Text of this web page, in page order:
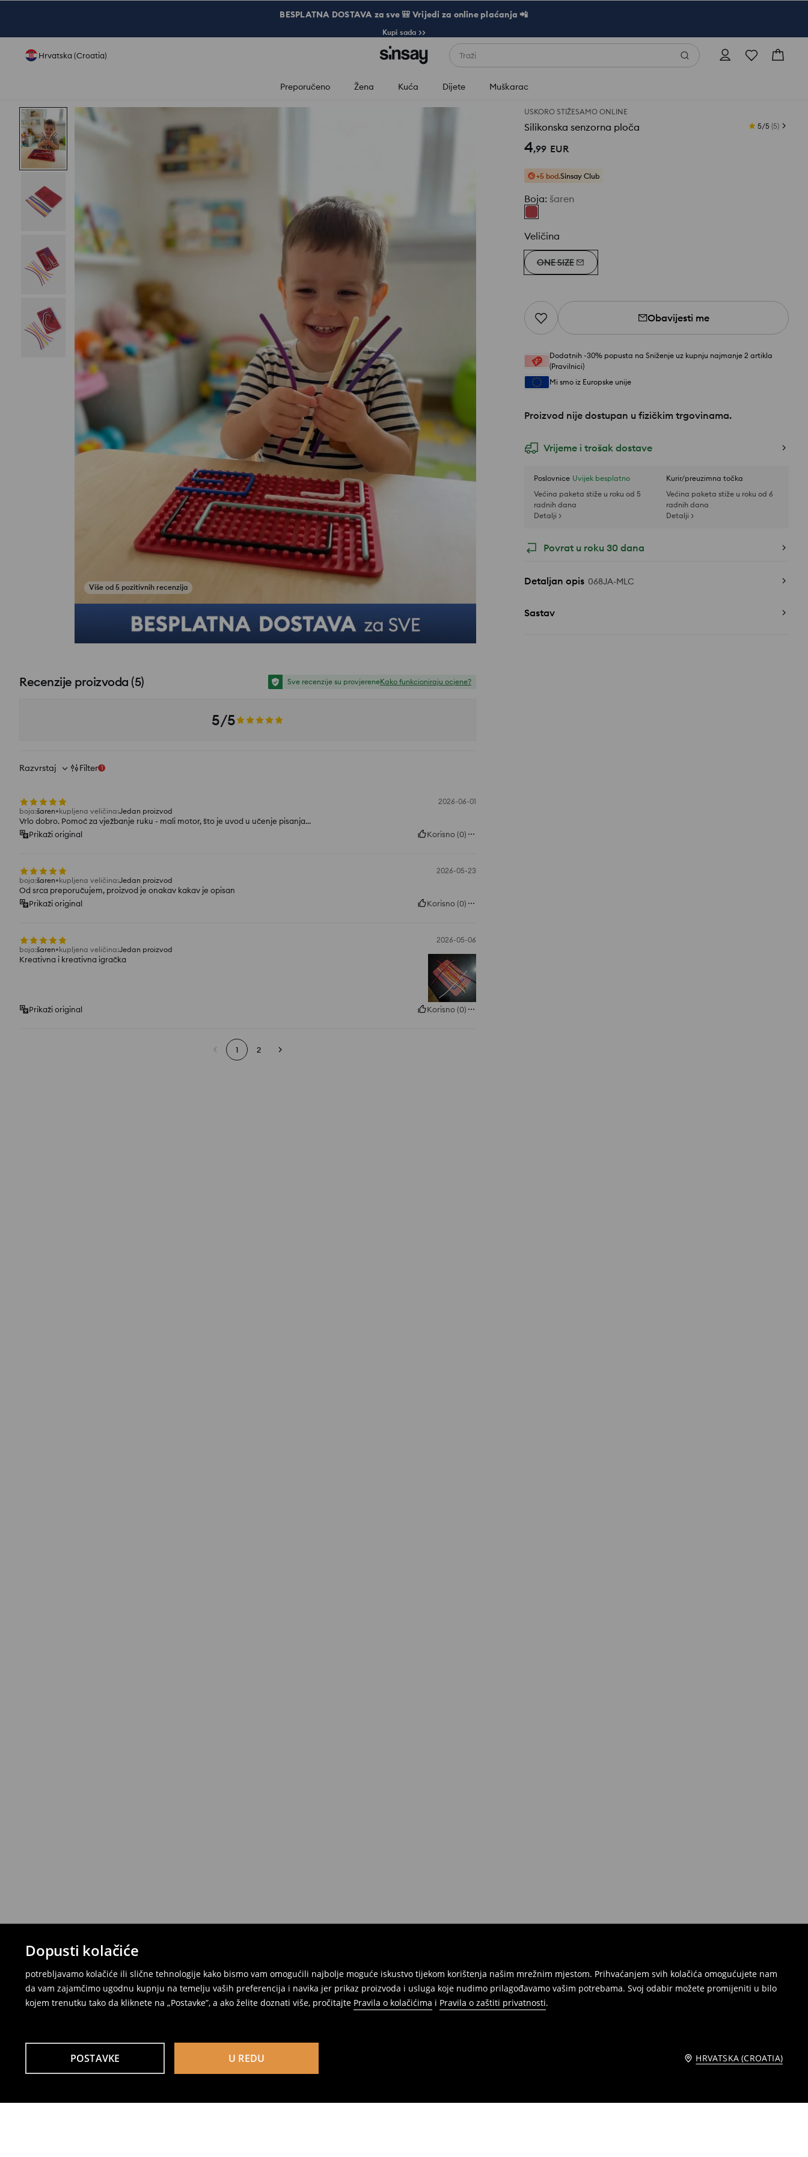
Dopusti kolačiće
potrebljavamo kolačiće ili slične tehnologije kako bismo vam omogućili najbolje moguće iskustvo tijekom korištenja našim mrežnim mjestom. Prihvaćanjem svih kolačića omogućujete nam
da vam zajamčimo ugodnu kupnju na temelju vaših preferencija i navika jer prikaz proizvoda i usluga koje nudimo prilagođavamo vašim potrebama. Svoj odabir možete promijeniti u bilo
kojem trenutku tako da kliknete na „Postavke”, a ako želite doznati više, pročitajte Pravila o kolačićima i Pravila o zaštiti privatnosti.
POSTAVKE U REDU HRVATSKA (CROATIA)
BESPLATNA DOSTAVA za sve 🎒 Vrijedi za online plaćanja 📲
Kupi sada >>
Hrvatska (Croatia) Traži
Preporučeno Žena Kuća Dijete Muškarac
USKORO STIŽESAMO ONLINE
Silikonska senzorna ploča 5/5 (5)
4,99 EUR
+5 bod.Sinsay Club
Boja: šaren
Veličina
ONE SIZE
Obavijesti me
Dodatnih -30% popusta na Sniženje uz kupnju najmanje 2 artikla
(Pravilnici)
Mi smo iz Europske unije
Proizvod nije dostupan u fizičkim trgovinama.
Vrijeme i trošak dostave
Poslovnice Uvijek besplatno
Većina paketa stiže u roku od 5
radnih dana
Detalji >
Kurir/preuzimna točka
Većina paketa stiže u roku od 6
radnih dana
Detalji >
Povrat u roku 30 dana
Detaljan opis 068JA-MLC
Sastav
Više od 5 pozitivnih recenzija
Pogledajte fotografije iz recenzija
Recenzije proizvoda (5) Sve recenzije su provjereneKako funkcioniraju ocjene?
5/5
Razvrstaj Filter 1
2026-06-01
boja:šaren kupljena veličina:Jedan proizvod
Vrlo dobro. Pomoć za vježbanje ruku - mali motor, što je uvod u učenje pisanja...
Prikaži original
Korisno(0)
2026-05-23
boja:šaren kupljena veličina:Jedan proizvod
Od srca preporučujem, proizvod je onakav kakav je opisan
Prikaži original
Korisno(0)
2026-05-06
boja:šaren kupljena veličina:Jedan proizvod
Kreativna i kreativna igračka
Prikaži original Korisno(0)
1 2